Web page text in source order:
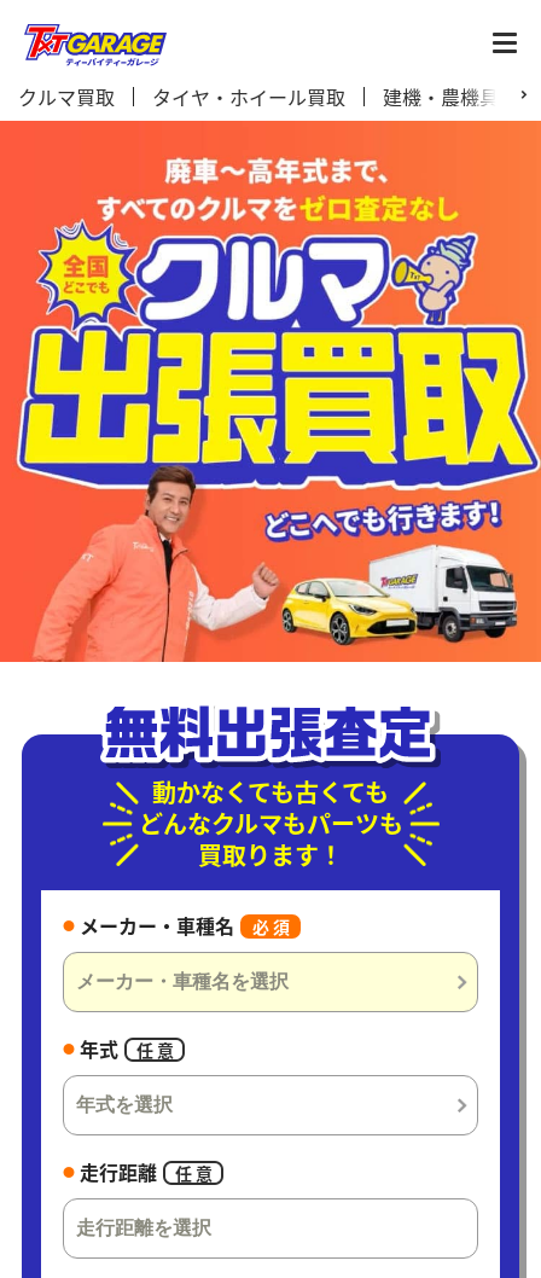
クルマ買取 タイヤ・ホイール買取 建機・農機具買取
動かなくても古くても
どんなクルマもパーツも
買取ります！
メーカー・車種名 必 須
年式 任 意
走行距離 任 意